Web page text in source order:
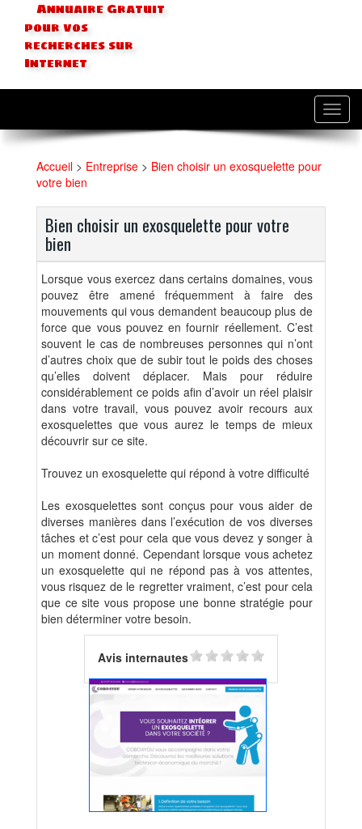
Annuaire Gratuit
pour vos
recherches sur
Internet
Accueil > Entreprise > Bien choisir un exosquelette pour
votre bien
Bien choisir un exosquelette pour votre
bien
Lorsque vous exercez dans certains domaines, vous
pouvez être amené fréquemment à faire des
mouvements qui vous demandent beaucoup plus de
force que vous pouvez en fournir réellement. C’est
souvent le cas de nombreuses personnes qui n’ont
d’autres choix que de subir tout le poids des choses
qu’elles doivent déplacer. Mais pour réduire
considérablement ce poids afin d’avoir un réel plaisir
dans votre travail, vous pouvez avoir recours aux
exosquelettes que vous aurez le temps de mieux
découvrir sur ce site.
Trouvez un exosquelette qui répond à votre difficulté
Les exosquelettes sont conçus pour vous aider de
diverses manières dans l’exécution de vos diverses
tâches et c’est pour cela que vous devez y songer à
un moment donné. Cependant lorsque vous achetez
un exosquelette qui ne répond pas à vos attentes,
vous risquez de le regretter vraiment, c’est pour cela
que ce site vous propose une bonne stratégie pour
bien déterminer votre besoin.
Avis internautes